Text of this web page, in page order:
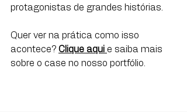
protagonistas de grandes histórias.
Quer ver na prática como isso
acontece? Clique aqui e saiba mais
sobre o case no nosso portfólio.